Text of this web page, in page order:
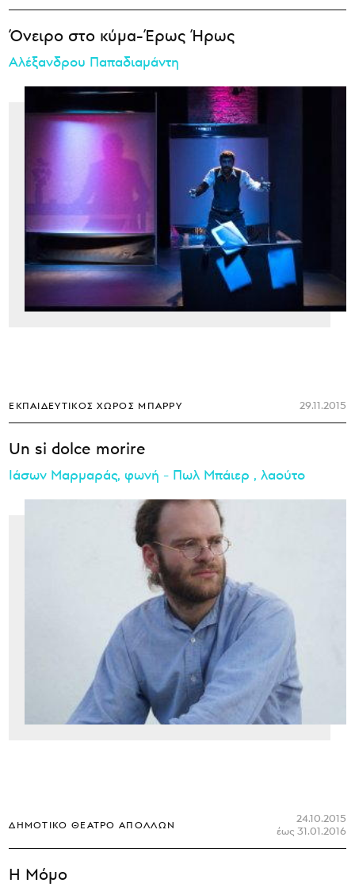
Όνειρο στο κύμα-Έρως Ήρως
Αλέξανδρου Παπαδιαμάντη
29.11.2015
ΕΚΠΑΙΔΕΥΤΙΚΌΣ ΧΏΡΟΣ ΜΠΆΡΡΥ
Un si dolce morire
Ιάσων Μαρμαράς, φωνή - Πωλ Μπάιερ , λαούτο
24.10.2015
έως 31.01.2016
ΔΗΜΟΤΙΚΌ ΘΈΑΤΡΟ ΑΠΌΛΛΩΝ
Η Μόμο